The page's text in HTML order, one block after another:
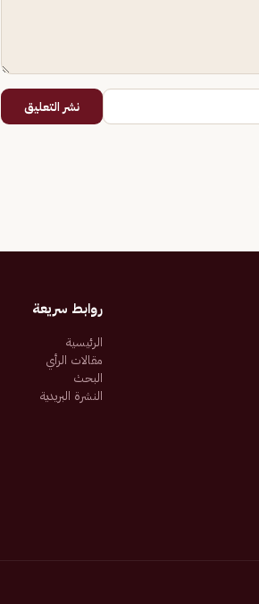
نشر التعليق
روابط سريعة
الرئيسية
مقالات الرأي
البحث
النشرة البريدية